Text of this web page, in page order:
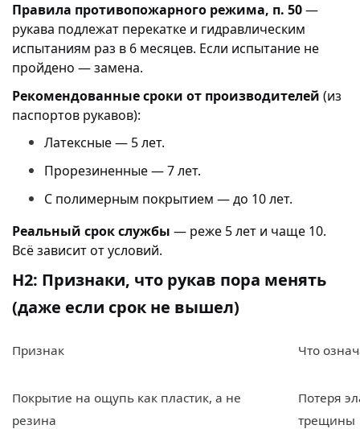
Правила противопожарного режима, п. 50—
рукава подлежат перекатке и гидравлическим
испытаниям раз в 6 месяцев. Если испытание не
пройдено — замена.
Рекомендованные сроки от производителей (из
паспортов рукавов):
Латексные — 5 лет.
Прорезиненные — 7 лет.
С полимерным покрытием — до 10 лет.
Реальный срок службы — реже 5 лет и чаще 10.
Всё зависит от условий.
H2: Признаки, что рукав пора менять
(даже если срок не вышел)
Признак Что
Покрытие на ощупь как пластик, а не
резина
Потеря
трещины